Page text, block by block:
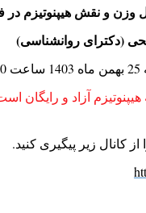
وزن و نقش هیپنوتیزم در
(دکترای روانشناسی)
آزاد و رایگان
از کانال زیر پیگیری کنید.